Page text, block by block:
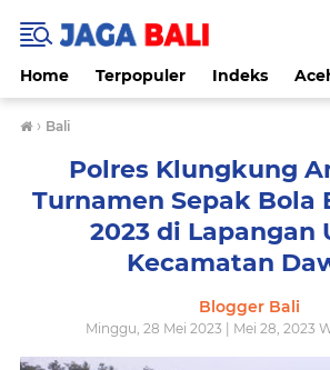
Home Terpopuler Indeks
› Bali
Polres Klungkung
Turnamen Sepak Bola
2023 di Lapangan
Kecamatan
Blogger Bali
Minggu, 28 Mei 2023 | Mei 28, 2023